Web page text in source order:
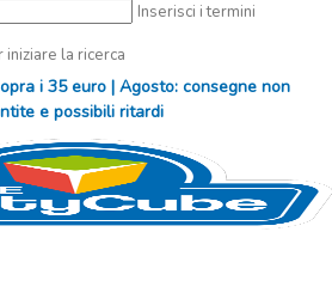
Inserisci i termini
la ricerca
i 35 euro | Agosto: consegne non
e possibili ritardi